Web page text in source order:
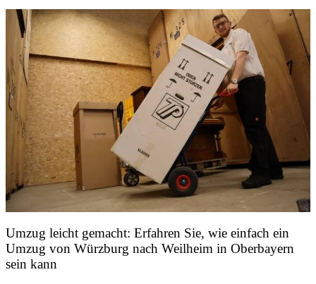
Umzug leicht gemacht: Erfahren Sie, wie einfach ein
Umzug von Würzburg nach Weilheim in Oberbayern
sein kann